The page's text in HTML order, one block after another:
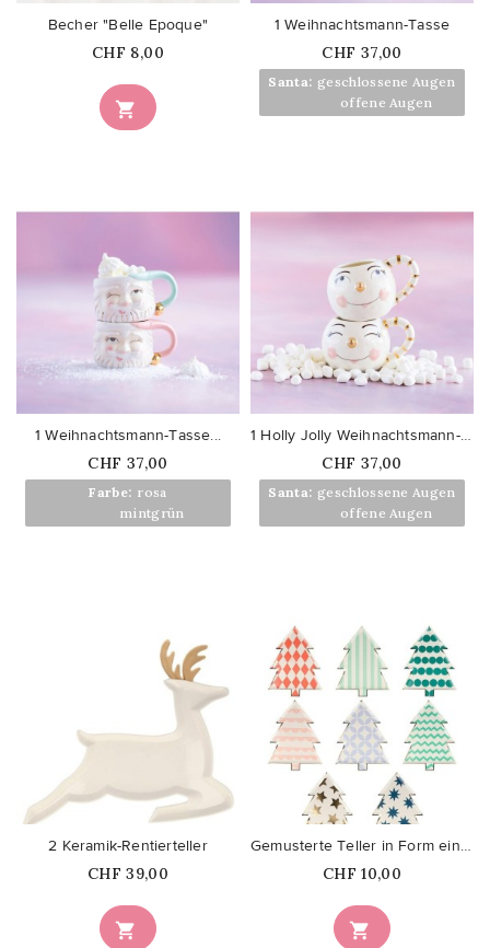

Becher "Belle Epoque"
Price
CHF 8,00
Santa: geschlossene Augen
offene Augen
1 Weihnachtsmann-Tasse
Price
CHF 37,00
favorite_border
Farbe: rosa
mintgrün
1 Weihnachtsmann-Tasse...
Price
CHF 37,00
favorite_border
Santa: geschlossene Augen
offene Augen
1 Holly Jolly Weihnachtsmann-Tasse
Price
CHF 37,00

2 Keramik-Rentierteller
Price
CHF 39,00
favorite_border

Gemusterte Teller in Form einer...
Price
CHF 10,00